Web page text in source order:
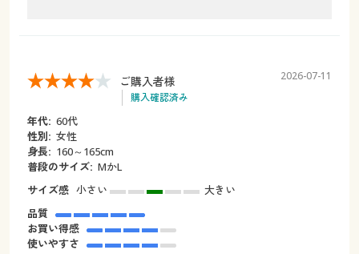
ご購入者様
購入確認済み
2026-07-11
年代: 60代
性別: 女性
身長: 160～165cm
普段のサイズ: МかL
サイズ感 小さい
大きい
品質
お買い得感
使いやすさ